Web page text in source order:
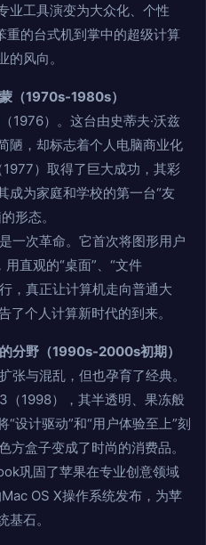
业工具演变为大众化、个性
重的台式机到掌中的超级计算
风向。
（1970s-1980s）
1976）。这台由史蒂夫·沃兹
陋，却标志着个人电脑商业化
）取得了巨大成功，其彩
成为家庭和学校的第一台“友
形态。
一次革命。它首次将图形用户
直观的“桌面”、“文件
，真正让计算机走向普通大
了个人计算新时代的到来。
分野（1990s-2000s初期）
张与混乱，但也孕育了经典。
1998），其半透明、果冻般
设计驱动”和“用户体验至上”刻
方盒子变成了时尚的消费品。
巩固了苹果在专业创意领域
OS X操作系统发布，为苹
石。